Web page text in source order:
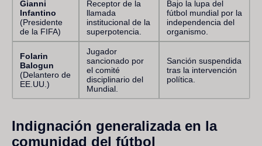
Gianni
Infantino
(Presidente
de la FIFA)
Receptor de la
llamada
institucional de la
superpotencia.
Bajo la lupa del
fútbol mundial por la
independencia del
organismo.
Folarin
Balogun
(Delantero de
EE.UU.)
Jugador
sancionado por
el comité
disciplinario del
Mundial.
Sanción suspendida
tras la intervención
política.
Indignación generalizada en la
comunidad del fútbol